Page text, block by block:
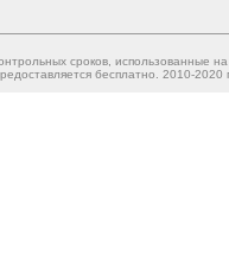
сроков, использованные
бесплатно. 2010-2020